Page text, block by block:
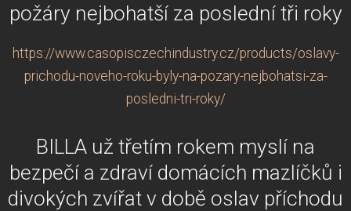
požáry nejbohatší za poslední tři roky
https://www.casopisczechindustry.cz/products/oslavy-
prichodu-noveho-roku-byly-na-pozary-nejbohatsi-za-
posledni-tri-roky/
BILLA už třetím rokem myslí na
bezpečí a zdraví domácích mazlíčků i
divokých zvířat v době oslav příchodu